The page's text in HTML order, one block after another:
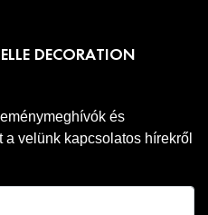
DECORATION
és
velünk kapcsolatos hírekről